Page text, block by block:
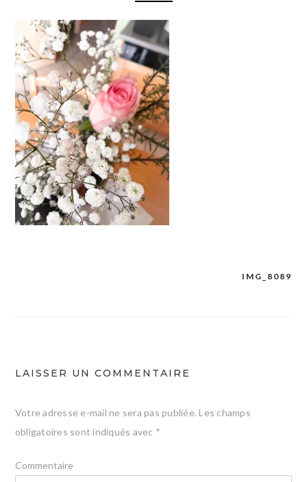
IMG_8089
LAISSER UN COMMENTAIRE
Votre adresse e-mail ne sera pas publiée. Les champs
obligatoires sont indiqués avec *
Commentaire